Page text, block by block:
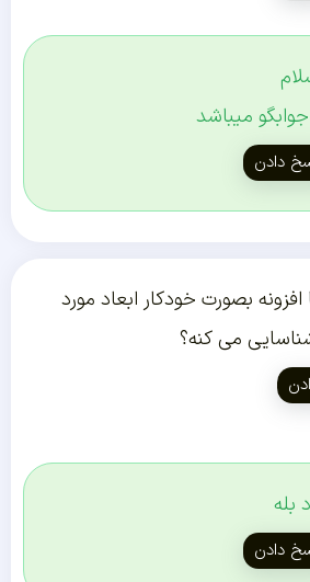
میباشد
دادن
افزونه بصورت خودکار ابعاد مورد
می کنه؟
بله
دادن